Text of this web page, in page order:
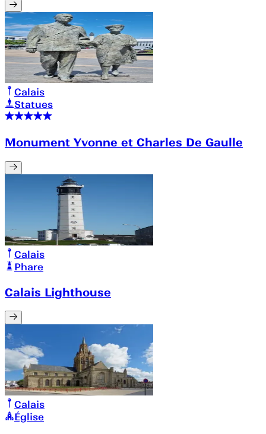
Calais
Statues
Monument Yvonne et Charles De Gaulle
Calais
Phare
Calais Lighthouse
Calais
Église